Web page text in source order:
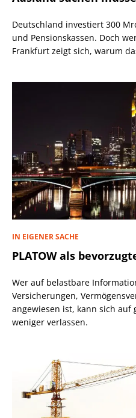
Deutschland investiert 300
und Pensionskassen. Doch
Frankfurt zeigt sich, warum
IN EIGENER SACHE
PLATOW als
Wer auf belastbare
Versicherungen,
angewiesen ist, kann sich
weniger verlassen.